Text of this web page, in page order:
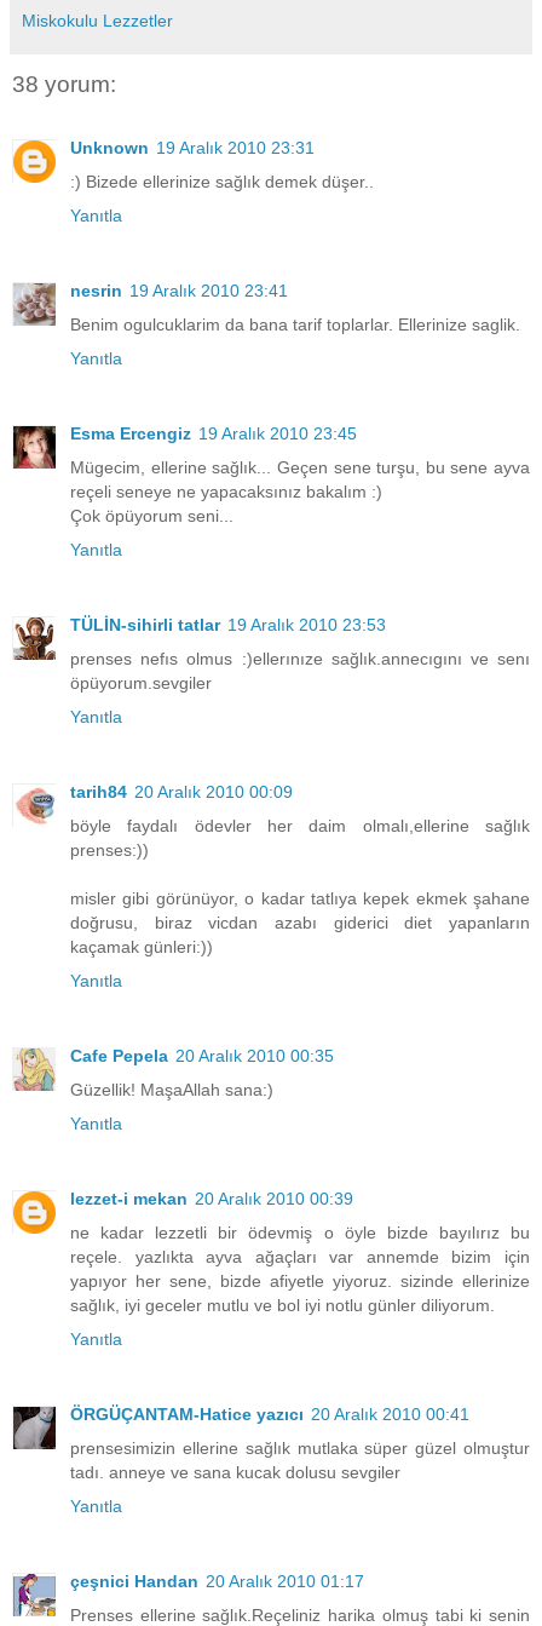
Miskokulu Lezzetler
38 yorum:
Unknown 19 Aralık 2010 23:31
:) Bizede ellerinize sağlık demek düşer..
Yanıtla
nesrin 19 Aralık 2010 23:41
Benim ogulcuklarim da bana tarif toplarlar. Ellerinize saglik.
Yanıtla
Esma Ercengiz 19 Aralık 2010 23:45
Mügecim, ellerine sağlık... Geçen sene turşu, bu sene ayva
reçeli seneye ne yapacaksınız bakalım :)
Çok öpüyorum seni...
Yanıtla
TÜLİN-sihirli tatlar 19 Aralık 2010 23:53
prenses nefıs olmus :)ellerınıze sağlık.annecıgını ve senı
öpüyorum.sevgiler
Yanıtla
tarih84 20 Aralık 2010 00:09
böyle faydalı ödevler her daim olmalı,ellerine sağlık
prenses:))
misler gibi görünüyor, o kadar tatlıya kepek ekmek şahane
doğrusu, biraz vicdan azabı giderici diet yapanların
kaçamak günleri:))
Yanıtla
Cafe Pepela 20 Aralık 2010 00:35
Güzellik! MaşaAllah sana:)
Yanıtla
lezzet-i mekan 20 Aralık 2010 00:39
ne kadar lezzetli bir ödevmiş o öyle bizde bayılırız bu
reçele. yazlıkta ayva ağaçları var annemde bizim için
yapıyor her sene, bizde afiyetle yiyoruz. sizinde ellerinize
sağlık, iyi geceler mutlu ve bol iyi notlu günler diliyorum.
Yanıtla
ÖRGÜÇANTAM-Hatice yazıcı 20 Aralık 2010 00:41
prensesimizin ellerine sağlık mutlaka süper güzel olmuştur
tadı. anneye ve sana kucak dolusu sevgiler
Yanıtla
çeşnici Handan 20 Aralık 2010 01:17
Prenses ellerine sağlık.Reçeliniz harika olmuş tabi ki senin